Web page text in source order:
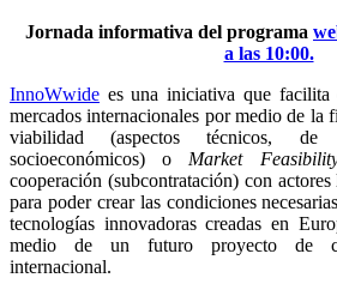
Jornada informativa del programa
a las 10:00.
InnoWwide es una iniciativa que facilita
mercados internacionales por medio de la
viabilidad (aspectos técnicos,
socioeconómicos) o Market
cooperación (subcontratación) con actores
para poder crear las condiciones
tecnologías innovadoras creadas en
medio de un futuro proyecto de
internacional.